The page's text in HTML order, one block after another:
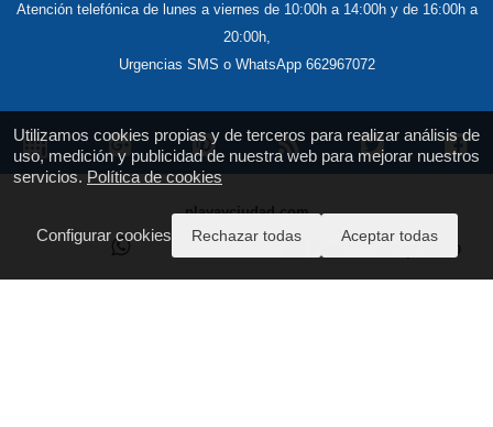
Pedir Presupuesto
Utilizamos cookies propias y de terceros para realizar análisis de
uso, medición y publicidad de nuestra web para mejorar nuestros
servicios.Política de cookies
Configurar cookies Rechazar todas Aceptar todas
Atención telefónica de lunes a viernes de 10:00h a 14:00h y de 16:00h a
20:00h,
Urgencias SMS o WhatsApp 662967072
playayciudad.com
T.: 924 101 559
https://www.playayciudad.com
reservas@playayciudad.com